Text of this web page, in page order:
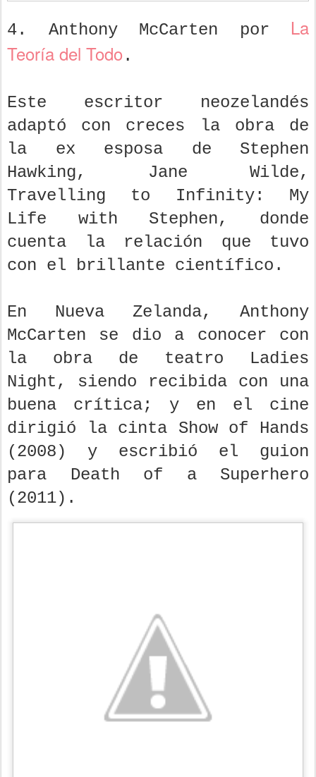
4. Anthony McCarten por La
Teoría del Todo.
Este escritor neozelandés
adaptó con creces la obra de
la ex esposa de Stephen
Hawking, Jane Wilde,
Travelling to Infinity: My
Life with Stephen, donde
cuenta la relación que tuvo
con el brillante científico.
En Nueva Zelanda, Anthony
McCarten se dio a conocer con
la obra de teatro Ladies
Night, siendo recibida con una
buena crítica; y en el cine
dirigió la cinta Show of Hands
(2008) y escribió el guion
para Death of a Superhero
(2011).